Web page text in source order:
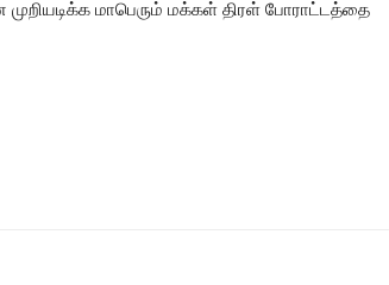
மாபெரும் மக்கள் திரள் போராட்டத்தை